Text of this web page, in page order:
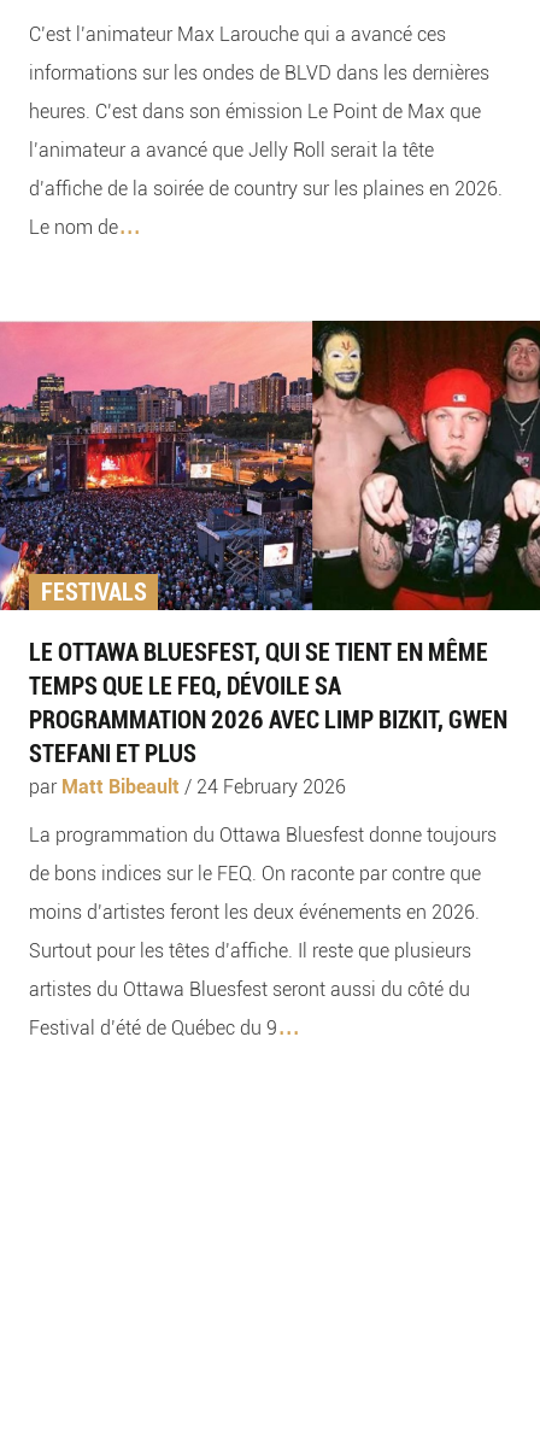
C’est l’animateur Max Larouche qui a avancé ces
informations sur les ondes de BLVD dans les dernières
heures. C’est dans son émission Le Point de Max que
l’animateur a avancé que Jelly Roll serait la tête
d’affiche de la soirée de country sur les plaines en 2026.
Le nom de...
FESTIVALS
LE OTTAWA BLUESFEST, QUI SE TIENT EN MÊME
TEMPS QUE LE FEQ, DÉVOILE SA
PROGRAMMATION 2026 AVEC LIMP BIZKIT, GWEN
STEFANI ET PLUS
par Matt Bibeault / 24 February 2026
La programmation du Ottawa Bluesfest donne toujours
de bons indices sur le FEQ. On raconte par contre que
moins d’artistes feront les deux événements en 2026.
Surtout pour les têtes d’affiche. Il reste que plusieurs
artistes du Ottawa Bluesfest seront aussi du côté du
Festival d’été de Québec du 9...